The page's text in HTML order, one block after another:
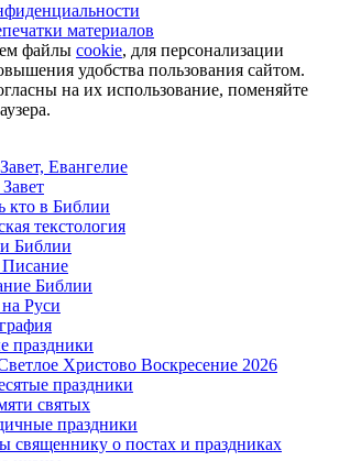
материалов
файлы cookie, для персонализации
удобства пользования сайтом.
на их использование, поменяйте
Евангелие
кто в Библии
текстология
Библии
Библии
Руси
праздники
Христово Воскресение 2026
праздники
святых
праздники
священнику о постах и праздниках